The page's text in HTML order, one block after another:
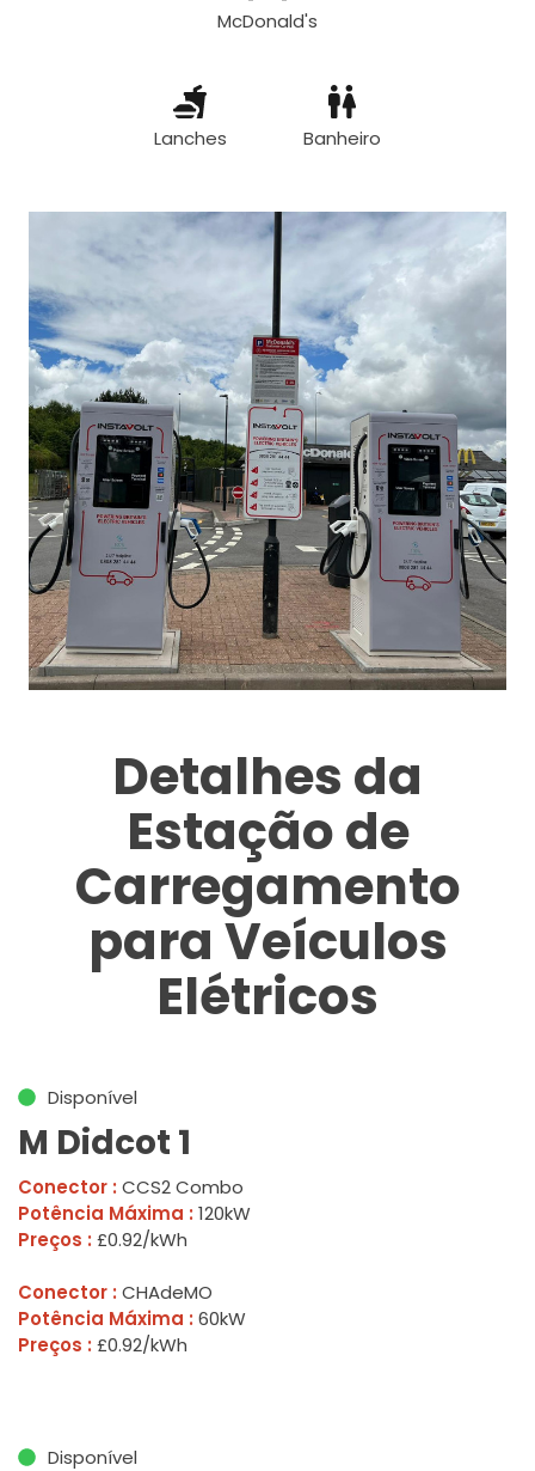
McDonald's
Lanches Banheiro
Detalhes da
Estação de
Carregamento
para Veículos
Elétricos
Disponível
M Didcot 1
Conector : CCS2 Combo
Potência Máxima : 120kW
Preços : £0.92/kWh
Conector : CHAdeMO
Potência Máxima : 60kW
Preços : £0.92/kWh
Disponível